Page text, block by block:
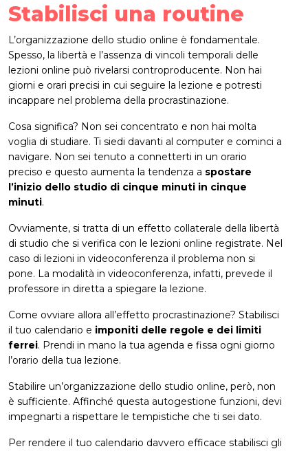
Stabilisci una routine
L’organizzazione dello studio online è fondamentale.
Spesso, la libertà e l’assenza di vincoli temporali delle
lezioni online può rivelarsi controproducente. Non hai
giorni e orari precisi in cui seguire la lezione e potresti
incappare nel problema della procrastinazione.
Cosa significa? Non sei concentrato e non hai molta
voglia di studiare. Ti siedi davanti al computer e cominci a
navigare. Non sei tenuto a connetterti in un orario
preciso e questo aumenta la tendenza a spostare
l’inizio dello studio di cinque minuti in cinque
minuti.
Ovviamente, si tratta di un effetto collaterale della libertà
di studio che si verifica con le lezioni online registrate. Nel
caso di lezioni in videoconferenza il problema non si
pone. La modalità in videoconferenza, infatti, prevede il
professore in diretta a spiegare la lezione.
Come ovviare allora all’effetto procrastinazione? Stabilisci
il tuo calendario e imponiti delle regole e dei limiti
ferrei. Prendi in mano la tua agenda e fissa ogni giorno
l’orario della tua lezione.
Stabilire un’organizzazione dello studio online, però, non
è sufficiente. Affinché questa autogestione funzioni, devi
impegnarti a rispettare le tempistiche che ti sei dato.
Per rendere il tuo calendario davvero efficace stabilisci gli